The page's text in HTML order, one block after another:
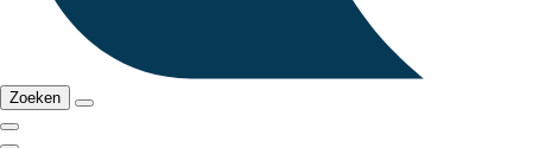
Zoeken